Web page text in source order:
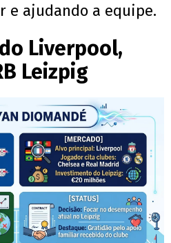
e ajudando a equipe.
Liverpool,
Leizpig